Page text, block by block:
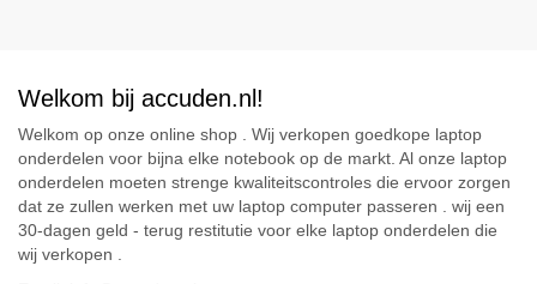
Welkom bij accuden.nl!
Welkom op onze online shop . Wij verkopen goedkope laptop
onderdelen voor bijna elke notebook op de markt. Al onze laptop
onderdelen moeten strenge kwaliteitscontroles die ervoor zorgen
dat ze zullen werken met uw laptop computer passeren . wij een
30-dagen geld - terug restitutie voor elke laptop onderdelen die
wij verkopen .